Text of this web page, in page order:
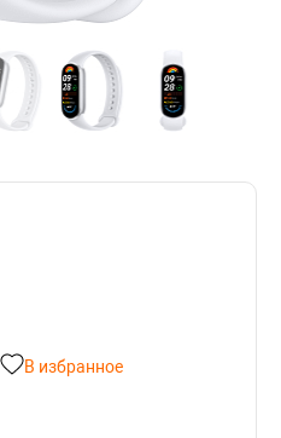
В избранное